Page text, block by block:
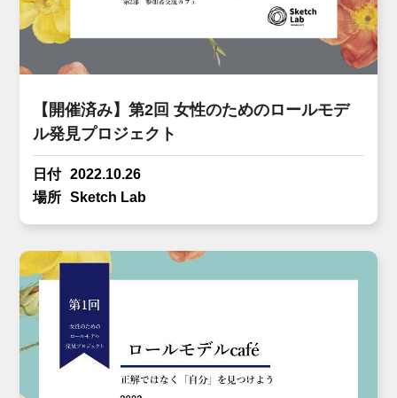
【開催済み】第2回 女性のためのロールモデ
ル発見プロジェクト
日付 2022.10.26
場所
Sketch Lab